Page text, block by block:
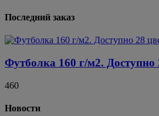
Последний заказ
Футболка 160 г/м2. Доступно
460
Новости